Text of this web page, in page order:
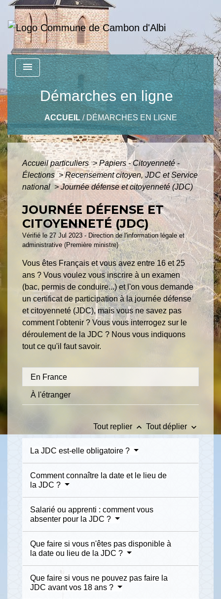
menu
Démarches en ligne
ACCUEIL/ DÉMARCHES EN LIGNE
Accueil particuliers> Papiers - Citoyenneté -
Élections> Recensement citoyen, JDC et Service
national > Journée défense et citoyenneté (JDC)
JOURNÉE DÉFENSE ET
CITOYENNETÉ (JDC)
Vérifié le 27 Jul 2023 - Direction de l'information légale et
administrative (Première ministre)
Vous êtes Français et vous avez entre 16 et 25
ans ? Vous voulez vous inscrire à un examen
(bac, permis de conduire...) et l'on vous demande
un certificat de participation à la journée défense
et citoyenneté (JDC), mais vous ne savez pas
comment l'obtenir ? Vous vous interrogez sur le
déroulement de la JDC ? Nous vous indiquons
tout ce qu'il faut savoir.
En France
À l'étranger
Tout replier keyboard_arrow_up Tout déplier keyboard_arrow_down
La JDC est-elle obligatoire ?
Comment connaître la date et le lieu de
la JDC ?
Salarié ou apprenti : comment vous
absenter pour la JDC ?
Que faire si vous n'êtes pas disponible à
la date ou lieu de la JDC ?
Que faire si vous ne pouvez pas faire la
JDC avant vos 18 ans ?